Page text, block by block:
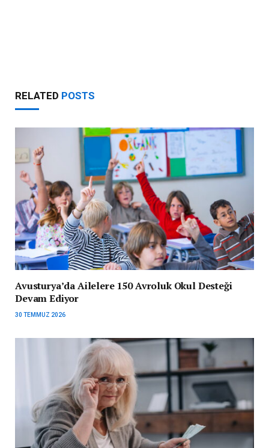
RELATED POSTS
Avusturya’da Ailelere 150 Avroluk Okul Desteği
Devam Ediyor
30 TEMMUZ 2026